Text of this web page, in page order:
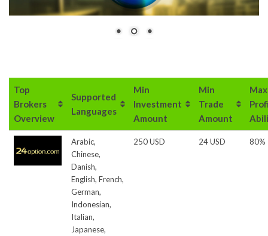
Top
Brokers
Overview
Supported
Languages
Min
Investment
Amount
Min
Trade
Amount
Max
Arabic,
Chinese,
Danish,
English, French,
German,
Indonesian,
Italian,
Japanese,
250 USD 24 USD 80%